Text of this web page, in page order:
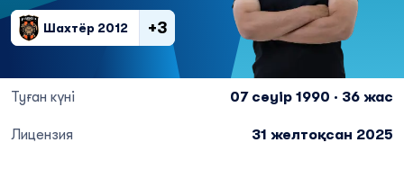
Шахтёр 2012 +3
Туған күні 07 сәуір 1990 · 36 жас
Лицензия 31 желтоқсан 2025